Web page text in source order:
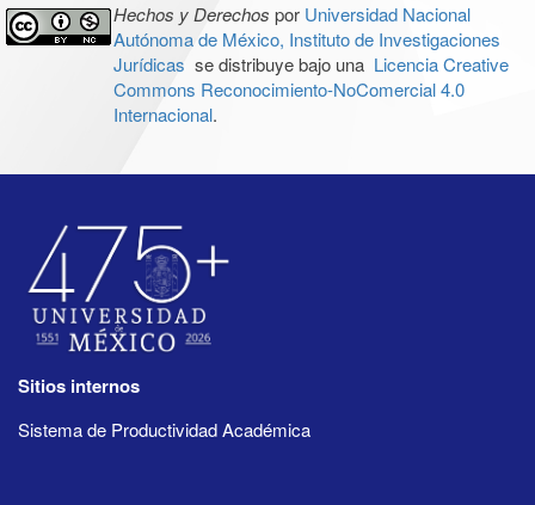
Hechos y Derechos por Universidad Nacional
Autónoma de México, Instituto de Investigaciones
Jurídicas se distribuye bajo una Licencia Creative
Commons Reconocimiento-NoComercial 4.0
Internacional.
Sitios internos
Sistema de Productividad Académica